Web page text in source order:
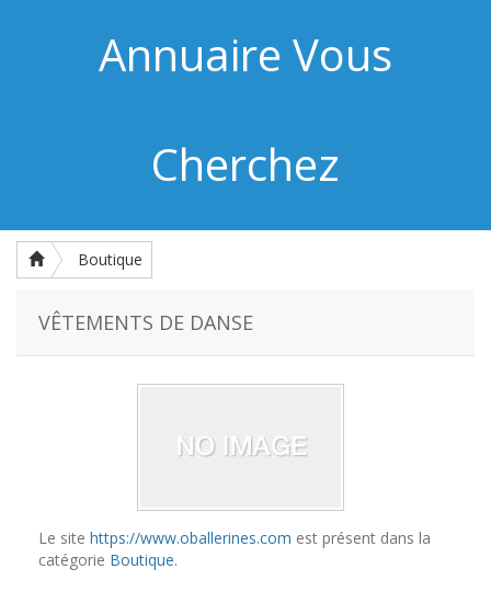
Annuaire Vous
Cherchez
Boutique
VÊTEMENTS DE DANSE
Le site https://www.oballerines.com est présent dans la
catégorie Boutique.